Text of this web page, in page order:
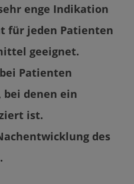
enge Indikation
für jeden Patienten
geeignet.
Patienten
bei denen ein
ist.
des